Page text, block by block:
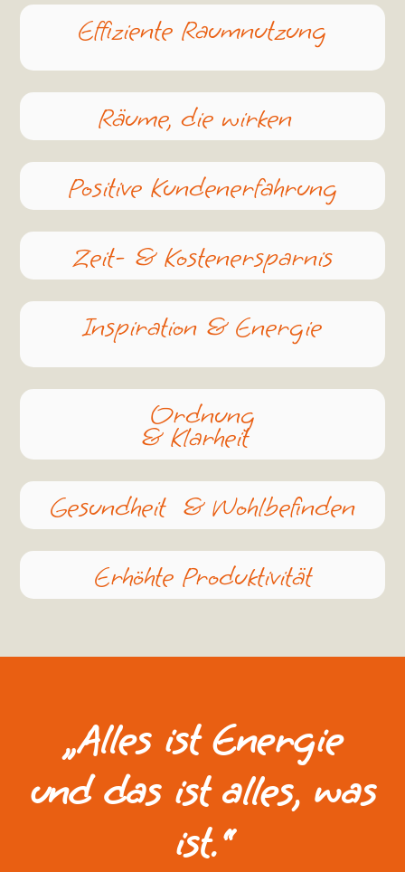
Effiziente Raumnutzung
Räume, die wirken
Positive Kundenerfahrung
Zeit- & Kostenersparnis
Inspiration & Energie
Ordnung
& Klarheit
Gesundheit & Wohlbefinden
Erhöhte Produktivität
„Alles ist Energie
und das ist alles, was
ist.“